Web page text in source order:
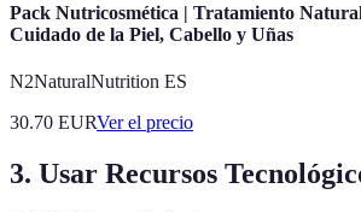
Pack Nutricosmética | Tratamiento
Cuidado de la Piel, Cabello y Uñas
N2NaturalNutrition ES
30.70 EURVer el precio
3. Usar Recursos